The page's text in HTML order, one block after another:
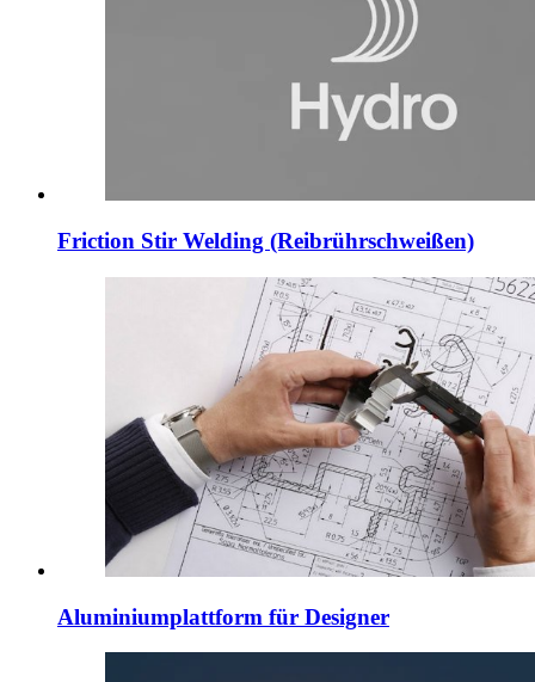
Friction Stir Welding (Reibrührschweißen)
Aluminiumplattform für Designer